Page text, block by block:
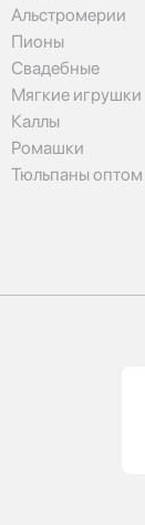
Альстромерии
Пионы
Свадебные
Мягкие игрушки
Каллы
Ромашки
Тюльпаны оптом